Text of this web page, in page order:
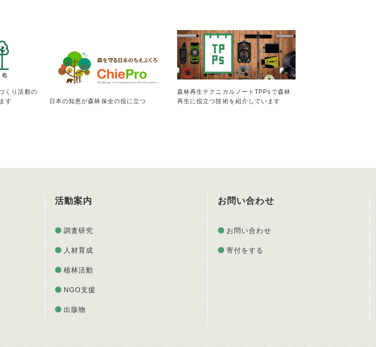
くり活動の
す
日本の知恵が森林保全の役に立つ
森林再生テクニカルノートTPPsで森林
再生に役立つ技術を紹介しています
活動案内
調査研究
人材育成
植林活動
NGO支援
出版物
お問い合わせ
お問い合わせ
寄付をする